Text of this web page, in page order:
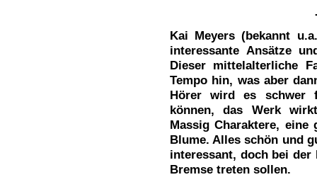
Kai Meyers (bekannt
interessante Ansätze
Dieser mittelalterliche
Tempo hin, was aber
Hörer wird es schwer
können, das Werk
Massig Charaktere,
Blume. Alles schön und
interessant, doch bei der
Bremse treten sollen.